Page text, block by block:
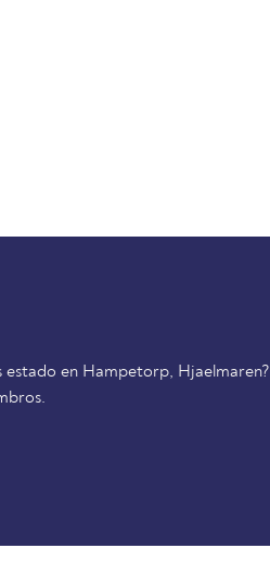
estado en Hampetorp, Hjaelmaren?